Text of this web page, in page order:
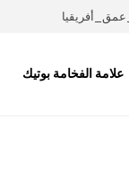
علامة الفخامة بوتيك